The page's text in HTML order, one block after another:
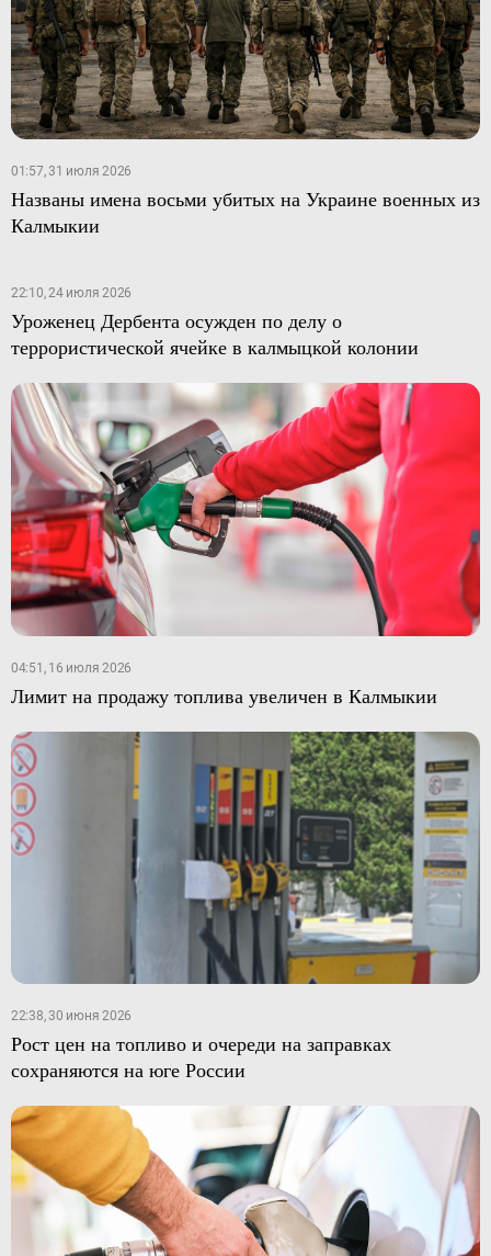
01:57, 31 июля 2026
Названы имена восьми убитых на Украине военных из
Калмыкии
22:10, 24 июля 2026
Уроженец Дербента осужден по делу о
террористической ячейке в калмыцкой колонии
04:51, 16 июля 2026
Лимит на продажу топлива увеличен в Калмыкии
22:38, 30 июня 2026
Рост цен на топливо и очереди на заправках
сохраняются на юге России